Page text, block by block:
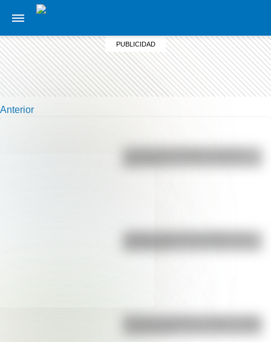
Anterior
¿Sabías cómo fue la infancia de
Bandera de Bolivia: historia, origen